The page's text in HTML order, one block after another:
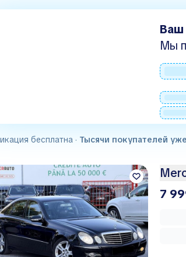
Ваш
Мы
бесплатна · Тысячи покупателей
7